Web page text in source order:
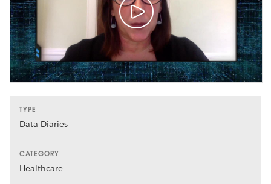
TYPE
Data Diaries
CATEGORY
Healthcare